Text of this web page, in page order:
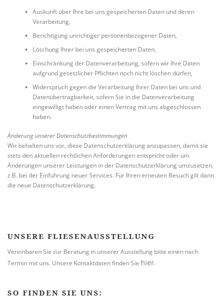
Auskunft über Ihre bei uns gespeicherten Daten und deren
Verarbeitung,
Berichtigung unrichtiger personenbezogener Daten,
Löschung Ihrer bei uns gespeicherten Daten,
Einschränkung der Datenverarbeitung, sofern wir Ihre Daten
aufgrund gesetzlicher Pflichten noch nicht löschen dürfen,
Widerspruch gegen die Verarbeitung Ihrer Daten bei uns und
Datenübertragbarkeit, sofern Sie in die Datenverarbeitung
eingewilligt haben oder einen Vertrag mit uns abgeschlossen
haben.
Änderung unserer Datenschutzbestimmungen
Wir behalten uns vor, diese Datenschutzerklärung anzupassen, damit sie
stets den aktuellen rechtlichen Anforderungen entspricht oder um
Änderungen unserer Leistungen in der Datenschutzerklärung umzusetzen,
z.B. bei der Einführung neuer Services. Für Ihren erneuten Besuch gilt dann
die neue Datenschutzerklärung.
UNSERE FLIESENAUSSTELLUNG
Vereinbaren Sie zur Beratung in unserer Ausstellung bitte einen nach
Termin mit uns. Unsere Kontaktdaten finden Sie hier.
SO FINDEN SIE UNS: